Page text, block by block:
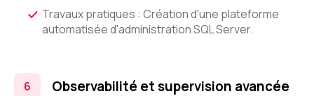
Travaux pratiques : Création d'une plateforme
automatisée d'administration SQL Server.
Observabilité et supervision avancée